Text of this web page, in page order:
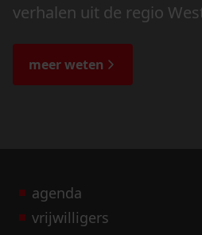
verhalen uit de regio
de bijzondere verhalen.
meer weten
agenda
vrijwilligers